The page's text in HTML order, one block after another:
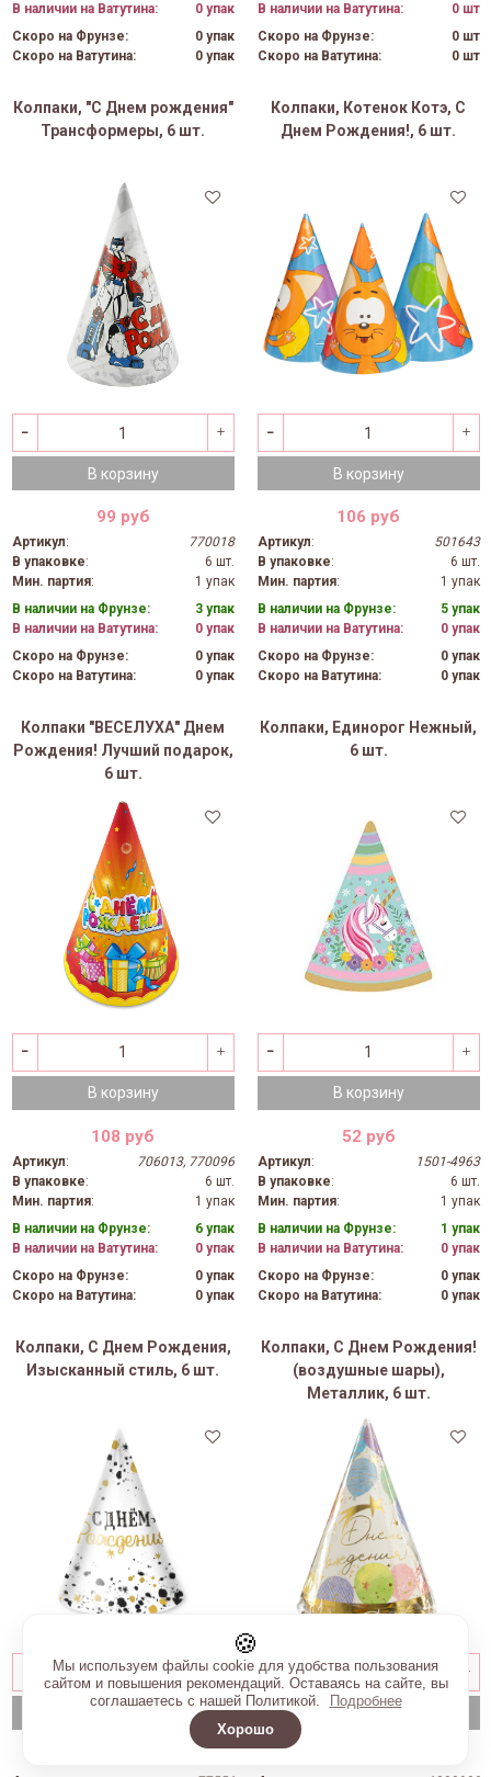
В наличии на Ватутина:
0 упак
Скоро на Фрунзе:
0 упак
Скоро на Ватутина:
0 упак
В наличии на Ватутина:
0 шт
Скоро на Фрунзе:
0 шт
Скоро на Ватутина:
0 шт
Колпаки, "С Днем рождения"
Трансформеры, 6 шт.
В корзину
99 руб
Артикул:
770018
В упаковке:
6 шт.
Мин. партия:
1 упак
В наличии на Фрунзе:
3 упак
В наличии на Ватутина:
0 упак
Скоро на Фрунзе:
0 упак
Скоро на Ватутина:
0 упак
Колпаки, Котенок Котэ, С
Днем Рождения!, 6 шт.
В корзину
106 руб
Артикул:
501643
В упаковке:
6 шт.
Мин. партия:
1 упак
В наличии на Фрунзе:
5 упак
В наличии на Ватутина:
0 упак
Скоро на Фрунзе:
0 упак
Скоро на Ватутина:
0 упак
Колпаки "ВЕСЕЛУХА" Днем
Рождения! Лучший подарок,
6 шт.
В корзину
108 руб
Артикул:
706013, 770096
В упаковке:
6 шт.
Мин. партия:
1 упак
В наличии на Фрунзе:
6 упак
В наличии на Ватутина:
0 упак
Скоро на Фрунзе:
0 упак
Скоро на Ватутина:
0 упак
Колпаки, Единорог Нежный,
6 шт.
В корзину
52 руб
Артикул:
1501-4963
В упаковке:
6 шт.
Мин. партия:
1 упак
В наличии на Фрунзе:
1 упак
В наличии на Ватутина:
0 упак
Скоро на Фрунзе:
0 упак
Скоро на Ватутина:
0 упак
Колпаки, С Днем Рождения,
Изысканный стиль, 6 шт.
Колпаки, С Днем Рождения!
(воздушные шары),
Металлик, 6 шт.
В корзину
🍪
Мы используем файлы cookie для удобства пользования
сайтом и повышения рекомендаций. Оставаясь на сайте, вы
соглашаетесь с нашей Политикой.
Подробнее
Хорошо